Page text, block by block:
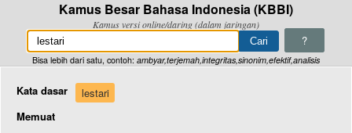
Kamus Besar Bahasa Indonesia (KBBI)
Kamus versi online/daring (dalam jaringan)
?
Bisa lebih dari satu, contoh: ambyar,terjemah,integritas,sinonim,efektif,analisis
Kata dasar
lestari
Memuat